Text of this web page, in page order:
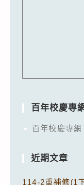
百年校慶專
百年校慶專網
近期文章
114-2重補修(1